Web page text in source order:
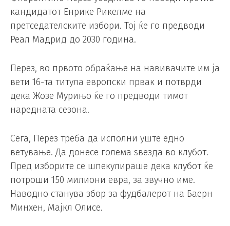
кандидатот Енрике Рикелме на
претседателските избори. Тој ќе го предводи
Реал Мадрид до 2030 година.
Перез, во првото обраќање на навивачите им ја
вети 16-та титула европски првак и потврди
дека Жозе Мурињо ќе го предводи тимот
наредната сезона.
Сега, Перез треба да исполни уште едно
ветување. Да донесе голема ѕвезда во клубот.
Пред изборите се шпекулираше дека клубот ќе
потроши 150 милиони евра, за звучно име.
Наводно станува збор за фудбалерот на Баерн
Минхен, Мајкл Олисе.